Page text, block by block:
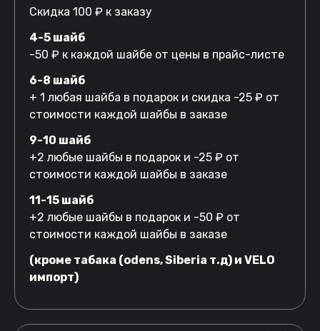
Скидка 100 ₽ к заказу
4-5 шайб
-50 ₽ к каждой шайбе от цены в прайс-листе
6-8 шайб
+ 1 любая шайба в подарок и скидка -25 ₽ от
стоимости каждой шайбы в заказе
9-10 шайб
+2 любые шайбы в подарок и -25 ₽ от
стоимости каждой шайбы в заказе
11-15 шайб
+2 любые шайбы в подарок и -50 ₽ от
стоимости каждой шайбы в заказе
(кроме табака (odens, Siberia т.д) и VELO
импорт)